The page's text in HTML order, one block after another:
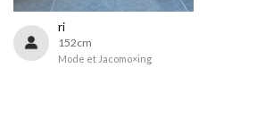
ri
152cm
Mode et Jacomo×ing